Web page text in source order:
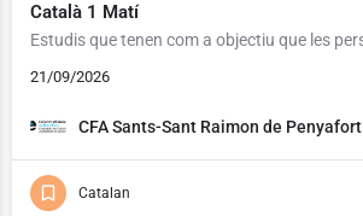
Català 1 Matí
21/09/2026
CFA Sants-Sant Raimon de Penyafort
Catalan